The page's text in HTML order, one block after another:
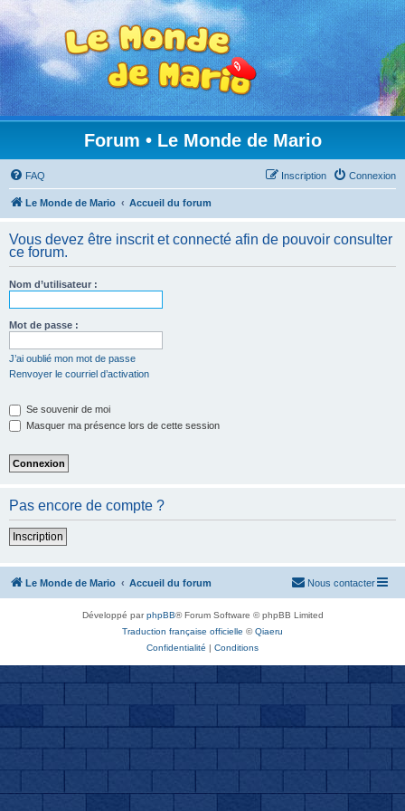
Forum • Le Monde de Mario
FAQ Connexion
Inscription
Le Monde de Mario Accueil du forum
Vous devez être inscrit et connecté afin de pouvoir consulter
ce forum.
Nom d’utilisateur :
Mot de passe :
J’ai oublié mon mot de passe
Renvoyer le courriel d’activation
Se souvenir de moi
Masquer ma présence lors de cette session
Pas encore de compte ?
Inscription
Le Monde de Mario Accueil du forum Nous contacter
Développé parphpBB® Forum Software © phpBB Limited
Traduction française officielle ©Qiaeru
Confidentialité | Conditions